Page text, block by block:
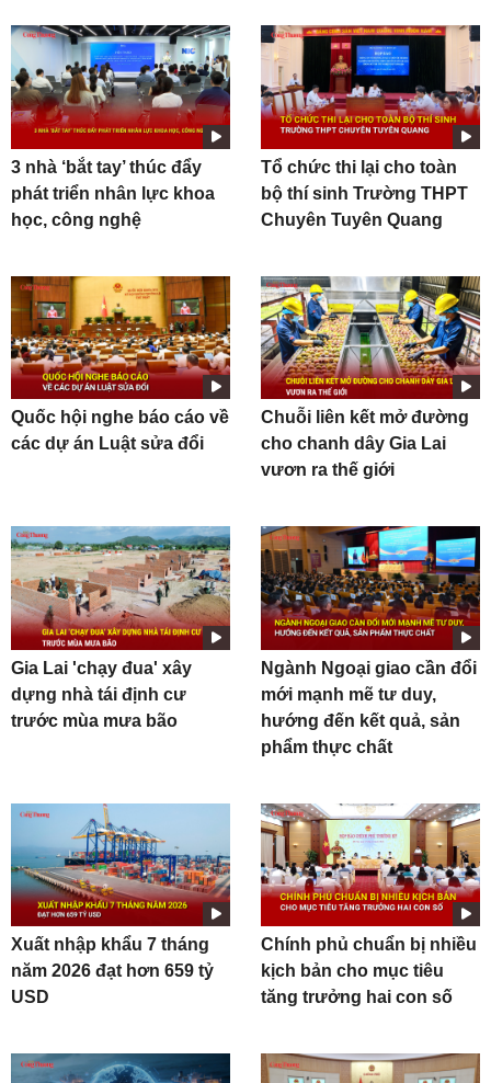
3 nhà ‘bắt tay’ thúc đẩy
phát triển nhân lực khoa
học, công nghệ
Tổ chức thi lại cho toàn
bộ thí sinh Trường THPT
Chuyên Tuyên Quang
Quốc hội nghe báo cáo về
các dự án Luật sửa đổi
Chuỗi liên kết mở đường
cho chanh dây Gia Lai
vươn ra thế giới
Gia Lai 'chạy đua' xây
dựng nhà tái định cư
trước mùa mưa bão
Ngành Ngoại giao cần đổi
mới mạnh mẽ tư duy,
hướng đến kết quả, sản
phẩm thực chất
Xuất nhập khẩu 7 tháng
năm 2026 đạt hơn 659 tỷ
USD
Chính phủ chuẩn bị nhiều
kịch bản cho mục tiêu
tăng trưởng hai con số